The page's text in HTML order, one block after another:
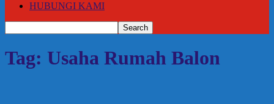
HUBUNGI KAMI
Tag: Usaha Rumah Balon